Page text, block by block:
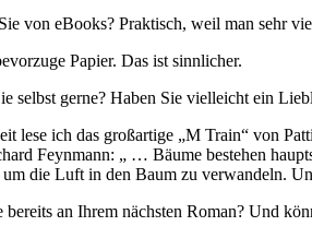
von eBooks? Praktisch, weil man sehr
Papier. Das ist sinnlicher.
selbst gerne? Haben Sie vielleicht ein
lese ich das großartige „M Train“ von
Feynmann: „ … Bäume bestehen
die Luft in den Baum zu verwandeln.
bereits an Ihrem nächsten Roman? Und